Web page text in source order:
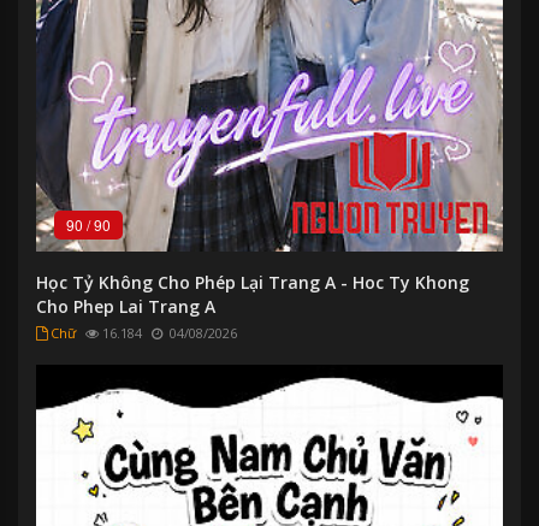
90 /90
Học Tỷ Không Cho Phép Lại Trang A - Hoc Ty Khong
Cho Phep Lai Trang A
Chữ 16.184 04/08/2026